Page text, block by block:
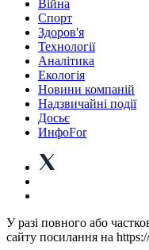
Війна
Спорт
Здоров'я
Технології
Аналітика
Екологія
Новини компаній
Надзвичайні події
Досьє
ИнфоFor
У разі повного або
сайту посилання на